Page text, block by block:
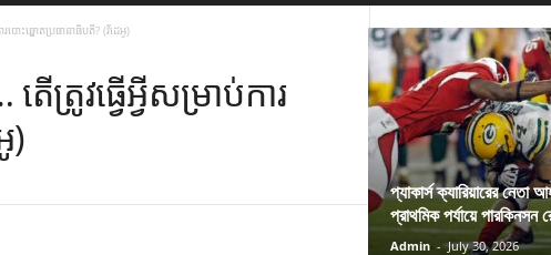
បោះឆ្នោតប្រធានាធិបតី? (វីដេអូ)
ត្រូវធ្វើអ្វីសម្រាប់ការ
)
প্যাকার্স ক্যারিয়ারের নেতা
প্রাথমিক পর্যায়ে পারকিনসন
Admin - July 30, 2026